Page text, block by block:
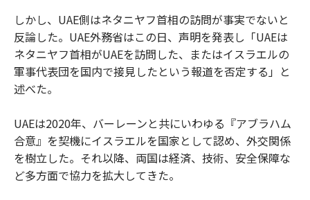
しかし、UAE側はネタニヤフ首相の訪問が事実でないと
反論した。UAE外務省はこの日、声明を発表し「UAEは
ネタニヤフ首相がUAEを訪問した、またはイスラエルの
軍事代表団を国内で接見したという報道を否定する」と
述べた。
UAEは2020年、バーレーンと共にいわゆる『アブラハム
合意』を契機にイスラエルを国家として認め、外交関係
を樹立した。それ以降、両国は経済、技術、安全保障な
ど多方面で協力を拡大してきた。